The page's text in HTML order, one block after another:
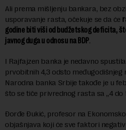
Ali prema mišljenju bankara, bez
usporavanje rasta, očekuje se da će
godine biti viši od budžetskog deficita,
javnog duga u odnosu na BDP.
I Rajfajzen banka je nedavno
prvobitnih 4,3 odsto međugodišnjeg
Narodna banka Srbije takođe je u
što se tiče privrednog rasta sa „4 do
Đorđe Đukić, profesor na
objašnjava koji će sve faktori